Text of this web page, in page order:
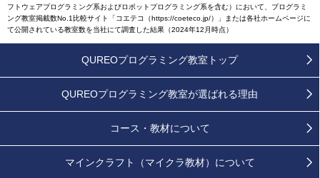
フトウェアプログラミング系およびロボットプログラミング系を含む）において、プログラミ
ング教室掲載数No.1比較サイト「コエテコ（https://coeteco.jp/）」または各社ホームページに
て公開されている教室数を当社にて調査した結果（2024年12月時点）
QUREOプログラミング教室トップ
QUREOプログラミング教室が選ばれる理由
コース・教材について
マインクラフト（マイクラ教材）について